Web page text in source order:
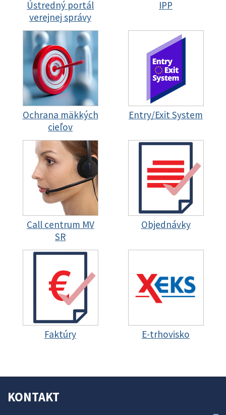
Ústredný portál
verejnej správy
IPP
Ochrana mäkkých
cieľov
Entry/Exit System
Call centrum MV
SR
Objednávky
Faktúry E-trhovisko
KONTAKT